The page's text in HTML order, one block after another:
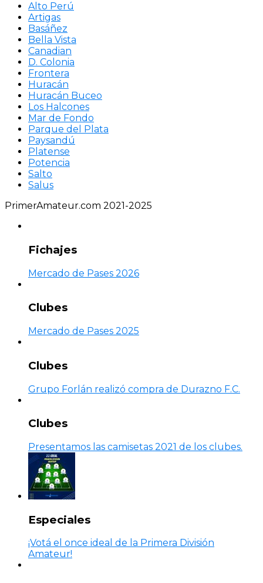
Alto Perú
Artigas
Basáñez
Bella Vista
Canadian
D. Colonia
Frontera
Huracán
Huracán Buceo
Los Halcones
Mar de Fondo
Parque del Plata
Paysandú
Platense
Potencia
Salto
Salus
PrimerAmateur.com 2021-2025
Fichajes
Mercado de Pases 2026
Clubes
Mercado de Pases 2025
Clubes
Grupo Forlán realizó compra de Durazno F.C.
Clubes
Presentamos las camisetas 2021 de los clubes.
Especiales
¡Votá el once ideal de la Primera División
Amateur!